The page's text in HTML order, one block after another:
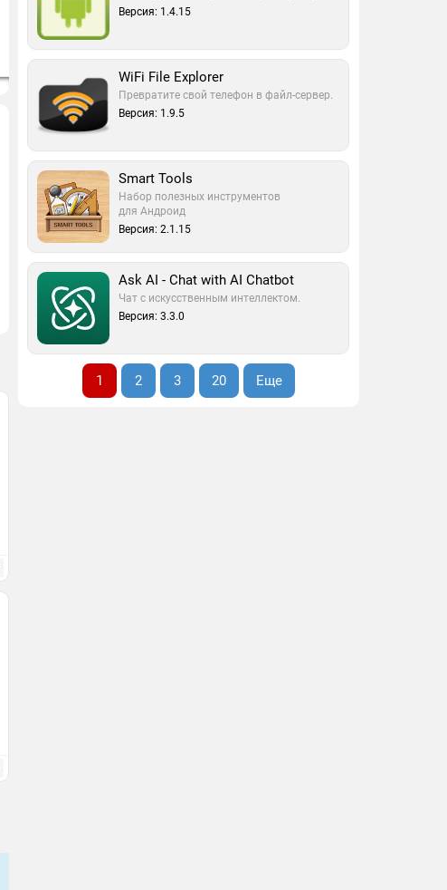
Версия: 1.4.15
WiFi File Explorer
Превратите свой телефон в файл-сервер.
Версия: 1.9.5
Smart Tools
Набор полезных инструментов
для Андроид
Версия: 2.1.15
Ask AI - Chat with AI Chatbot
Чат с искусственным интеллектом.
Версия: 3.3.0
1 2 3 20 Еще